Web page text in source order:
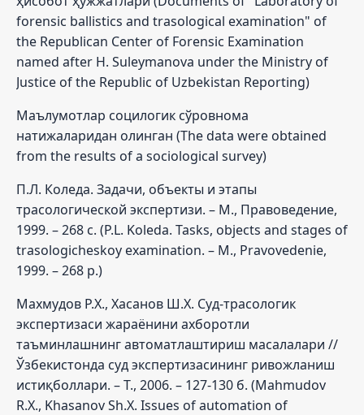
forensic ballistics and trasological examination" of
the Republican Center of Forensic Examination
named after H. Suleymanova under the Ministry of
Justice of the Republic of Uzbekistan Reporting)
Маълумотлар социлогик сўровнома
натижаларидан олинган (The data were obtained
from the results of a sociological survey)
П.Л. Коледа. Задачи, объекты и этапы
трасологической экспертизи. – М., Правоведение,
1999. – 268 с. (P.L. Koleda. Tasks, objects and stages of
trasologicheskoy examination. – M., Pravovedenie,
1999. – 268 p.)
Махмудов Р.Х., Хасанов Ш.Х. Суд-трасологик
экспертизаси жараёнини ахборотли
таъминлашнинг автоматлаштириш масалалари //
Ўзбекистонда суд экспертизасининг ривожланиш
истиқболлари. – Т., 2006. – 127-130 б. (Mahmudov
R.X., Khasanov Sh.X. Issues of automation of